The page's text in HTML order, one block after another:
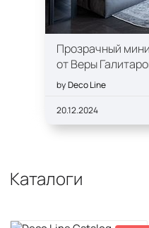
Прозрачный
от Веры
Residence
byDeco Line
20.12.2024
Каталоги